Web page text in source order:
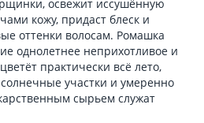
освежит иссушённую
кожу, придаст блеск и
оттенки волосам. Ромашка
однолетнее неприхотливое и
практически всё лето,
участки и умеренно
сырьем служат